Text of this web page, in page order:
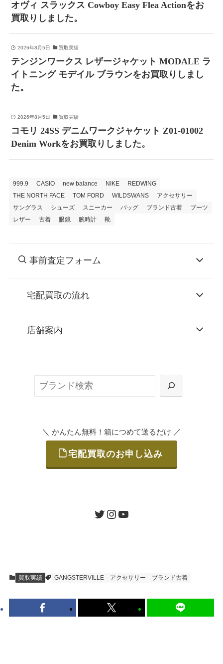
オヴィ スラックス Cowboy Easy Flea Actionをお
買取りしました。
2026年8月5日 買取実績
テンジンワークス レザージャケット MODALE ラ
イトニング モデイル ブラウンをお買取りしまし
た。
2026年8月5日 買取実績
コモリ 24SS デニムワークジャケット Z01-01002
Denim Workをお買取りしました。
999.9 CASIO new balance NIKE
REDWING
THE NORTH FACE
TOM FORD WILDSWANS
アクセサリー
サングラス
シューズ スニーカー バッグ ブランド古着
ブーツ
レザー
古着 眼鏡 腕時計 靴
事前査定フォーム
宅配買取の流れ
お申込み
または梱包材不要の「集荷申込」からお選び
ご発送
査定結果のご承認 / 入金
到着即日に査定いたします。買取金額にご納
得いただければ、最短即日の入金が可能で
店舗案内
＼ かんたん無料！箱につめて送るだけ ／
宅配買取のお申し込み
ツイッターインスタグラムユーチューブ
買取実績 GANGSTERVILLE アクセサリー ブランド古着